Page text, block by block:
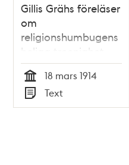
Gillis Grähs föreläser
om
religionshumbugens
heliga treenighet -
polisrapport 1914
Tid
18 mars 1914
Typ
Text